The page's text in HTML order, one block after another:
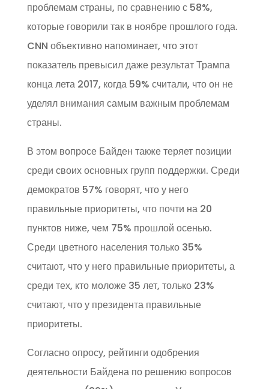
проблемам страны, по сравнению с 58%,
которые говорили так в ноябре прошлого года.
CNN объективно напоминает, что этот
показатель превысил даже результат Трампа
конца лета 2017, когда 59% считали, что он не
уделял внимания самым важным проблемам
страны.
В этом вопросе Байден также теряет позиции
среди своих основных групп поддержки. Среди
демократов 57% говорят, что у него
правильные приоритеты, что почти на 20
пунктов ниже, чем 75% прошлой осенью.
Среди цветного населения только 35%
считают, что у него правильные приоритеты, а
среди тех, кто моложе 35 лет, только 23%
считают, что у президента правильные
приоритеты.
Согласно опросу, рейтинги одобрения
деятельности Байдена по решению вопросов